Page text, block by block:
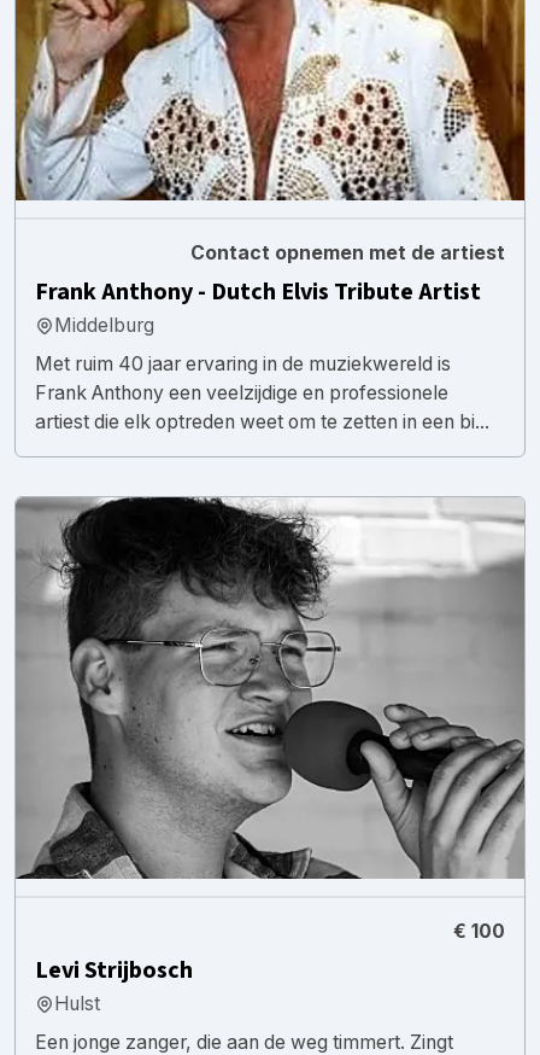
Contact opnemen met de artiest
Frank Anthony - Dutch Elvis Tribute Artist
Middelburg
Met ruim 40 jaar ervaring in de muziekwereld is
Frank Anthony een veelzijdige en professionele
artiest die elk optreden weet om te zetten in een bi...
€ 100
Levi Strijbosch
Hulst
Een jonge zanger, die aan de weg timmert. Zingt